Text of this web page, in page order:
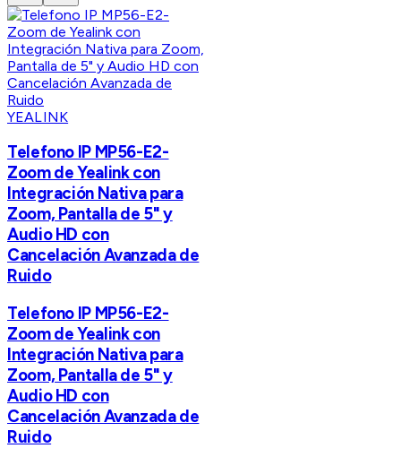
YEALINK
Telefono IP MP56-E2-
Zoom de Yealink con
Integración Nativa para
Zoom, Pantalla de 5" y
Audio HD con
Cancelación Avanzada de
Ruido
Telefono IP MP56-E2-
Zoom de Yealink con
Integración Nativa para
Zoom, Pantalla de 5" y
Audio HD con
Cancelación Avanzada de
Ruido